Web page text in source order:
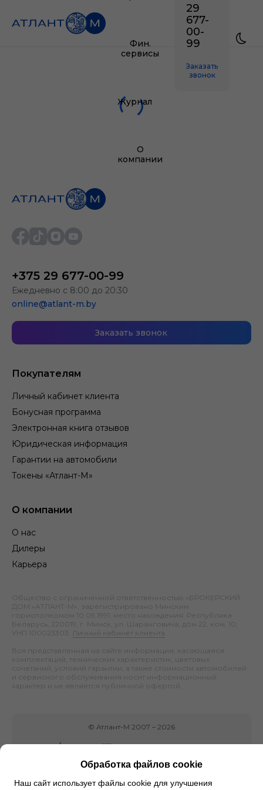
Фин.
сервисы
Журнал
О
компании
29
677-
00-
99
Заказать
звонок
Покупателям
Личный кабинет клиента
Бонусная программа
Электронная книга отзывов
Юридическая информация
Гарантии на автомобили
Токены «Атлант-М»
О компании
О нас
Дилеры
Карьера
+375 29 677-00-99
Ежедневно с 8:00 до 20:30
online@atlant-m.by
Заказать звонок
Общество с ограниченной ответственностью «БРОКЕРСКИЙ
ДОМ «АТЛАНТ-М», зарегистрировано Минским
горисполкомом 10.09.1991; место нахождения: Республика
Беларусь, 220019, г. Минск, ул. Шаранговича, дом 22, ком. 10;
УНП 100023303.
Личный кабинет клиента
Вся представленная на сайте информация, касающаяся
комплектаций, технических характеристик, цветовых
сочетаний, условий гарантии, а также стоимости автомобилей
и сервисного обслуживания носит информационный
характер и не является публичной офертой.
© Атлант-М 2007 – 2026
Обработка файлов cookie
Наш сайт использует файлы cookie для улучшения